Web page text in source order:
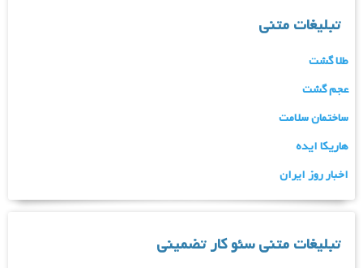
تبلیغات متنی
طلا گشت
عجم گشت
ساختمان سلامت
هاریکا ایده
اخبار روز ایران
تبلیغات متنی سئو کار تضمینی